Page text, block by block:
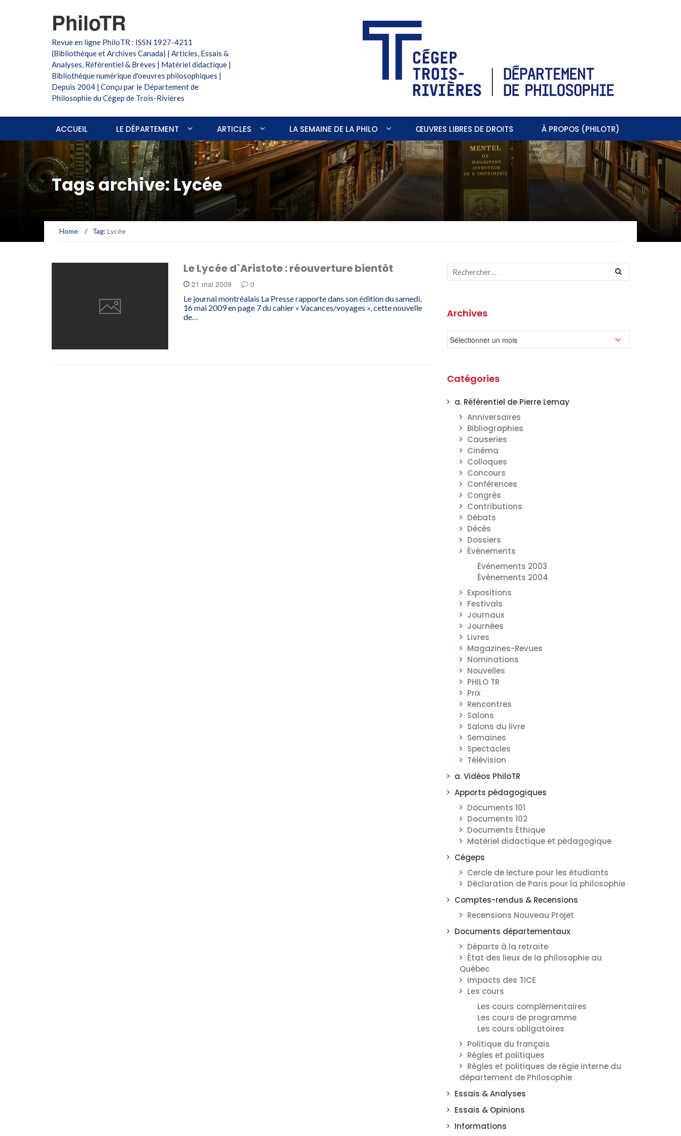
PhiloTR
Revue en ligne PhiloTR : ISSN 1927-4211
(Bibliothèque et Archives Canada) | Articles, Essais &
Analyses, Référentiel & Brèves | Matériel didactique |
Bibliothèque numérique d'oeuvres philosophiques |
Depuis 2004 | Conçu par le Département de
Philosophie du Cégep de Trois-Rivières
ACCUEIL LE DÉPARTEMENT ARTICLES LA SEMAINE DE LA PHILO ŒUVRES LIBRES DE DROITS À PROPOS (PHILOTR)
Tags archive: Lycée
Home / Tag: Lycée
Le Lycée d`Aristote : réouverture bientôt
21 mai 2009 0
Le journal montréalais La Presse rapporte dans son édition du samedi,
16 mai 2009 en page 7 du cahier « Vacances/voyages », cette nouvelle
de…
Archives
Catégories
a. Référentiel de Pierre Lemay
Anniversaires
Bibliographies
Causeries
Cinéma
Colloques
Concours
Conférences
Congrès
Contributions
Débats
Décès
Dossiers
Événements
Événements 2003
Événements 2004
Expositions
Festivals
Journaux
Journées
Livres
Magazines-Revues
Nominations
Nouvelles
PHILO TR
Prix
Rencontres
Salons
Salons du livre
Semaines
Spectacles
Télévision
a. Vidéos PhiloTR
Apports pédagogiques
Documents 101
Documents 102
Documents Éthique
Matériel didactique et pédagogique
Cégeps
Cercle de lecture pour les étudiants
Déclaration de Paris pour la philosophie
Comptes-rendus & Recensions
Recensions Nouveau Projet
Documents départementaux
Départs à la retraite
État des lieux de la philosophie au
Québec
Impacts des TICE
Les cours
Les cours complémentaires
Les cours de programme
Les cours obligatoires
Politique du français
Règles et politiques
Règles et politiques de régie interne du
département de Philosophie
Essais & Analyses
Essais & Opinions
Informations